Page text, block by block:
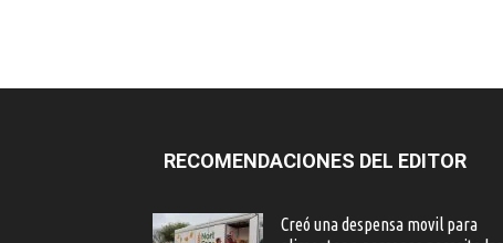
RECOMENDACIONES DEL EDITOR
Creó una despensa movil para